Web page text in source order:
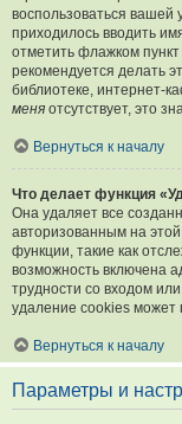
воспользоваться вашей
приходилось вводить
отметить флажком пункт
рекомендуется делать
библиотеке, интернет-
меня отсутствует, это
Вернуться к началу
Что делает функция
Она удаляет все
авторизованным на
функции, такие как
возможность включена
трудности со входом
удаление cookies может
Вернуться к началу
Параметры и